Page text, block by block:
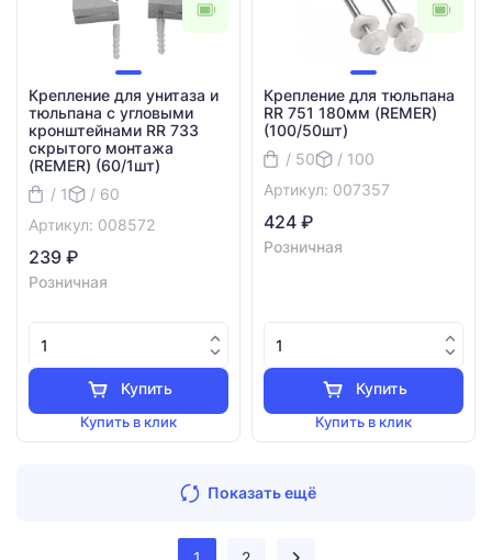
Крепление для унитаза и
тюльпана с угловыми
кронштейнами RR 733
скрытого монтажа
(REMER) (60/1шт)
/ 1
/ 60
Артикул: 008572
239 ₽
Розничная
Купить
Купить в клик
Крепление для тюльпана
RR 751 180мм (REMER)
(100/50шт)
/ 50
/ 100
Артикул: 007357
424 ₽
Розничная
Купить
Купить в клик
Показать ещё